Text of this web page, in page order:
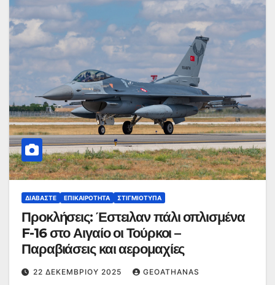
ΔΙΑΒΆΣΤΕ ΕΠΙΚΑΙΡΌΤΗΤΑ ΣΤΙΓΜΙΌΤΥΠΑ
Προκλήσεις: Έστειλαν πάλι οπλισμένα
F-16 στο Αιγαίο οι Τούρκοι –
Παραβιάσεις και αερομαχίες
22 ΔΕΚΕΜΒΡΊΟΥ 2025 GEOATHANAS